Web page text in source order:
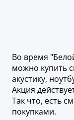
Во время
можно купить
акустику,
Акция
Так что, есть
покупками.